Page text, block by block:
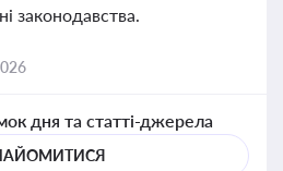
законодавства.
дня та статті-джерела